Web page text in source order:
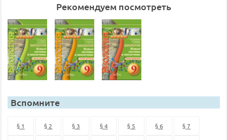
Рекомендуем посмотреть
Вспомните
§ 1 § 2 § 3 § 4 § 5 § 6 § 7